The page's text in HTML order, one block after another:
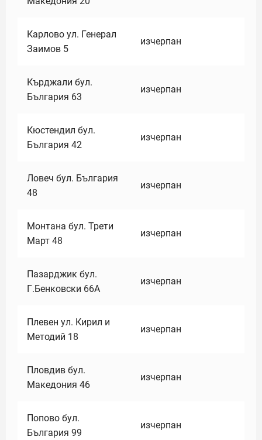
Карлово ул. Генерал
Заимов 5
изчерпан
Кърджали бул.
България 63
изчерпан
Кюстендил бул.
България 42
изчерпан
Ловеч бул. България
48
изчерпан
Монтана бул. Трети
Март 48
изчерпан
Пазарджик бул.
Г.Бенковски 66А
изчерпан
Плевен ул. Кирил и
Методий 18
изчерпан
Пловдив бул.
Македония 46
изчерпан
Попово бул.
България 99
изчерпан